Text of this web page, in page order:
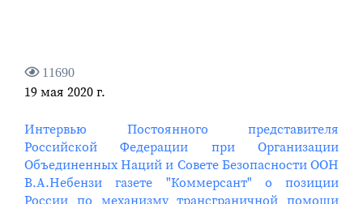
11690
19 мая 2020 г.
Интервью Постоянного представителя
Российской Федерации при Организации
Объединенных Наций и Совете Безопасности ООН
В.А.Небензи газете "Коммерсант" о позиции
России по механизму трансграничной помощи